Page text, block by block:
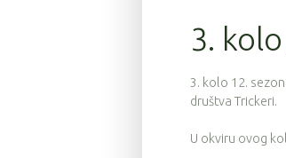
3.
3. kolo 12.
društva Trickeri.
U okviru ovog